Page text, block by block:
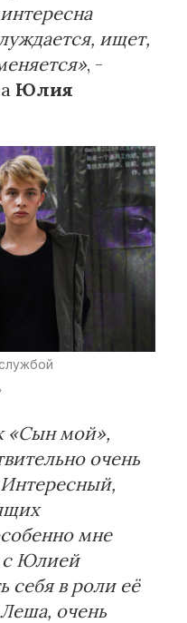
ищет,
, -
Юлия
«Сын мой»,
очень
Интересный,
мне
с Юлией
себя в роли её
очень